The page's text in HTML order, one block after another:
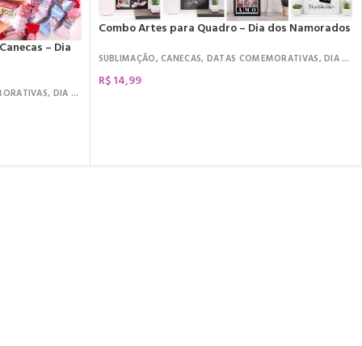
– Dia
, DIA DOS NAMORADOS
Combo Artes para Quadro – Dia dos Namorados
SUBLIMAÇÃO,CANECAS, DATAS COMEMORATIVAS,DIA DOS NAMORADOS
R$14,99